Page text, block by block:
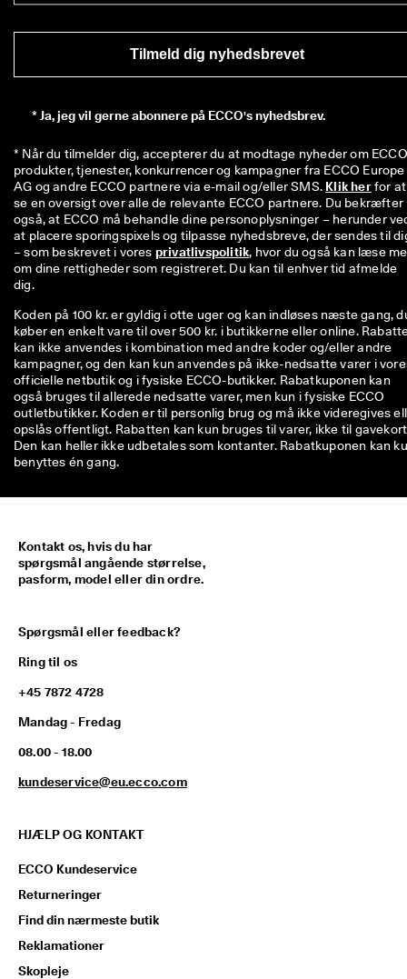
Tilmeld dig nyhedsbrevet
*Ja, jeg vil gerne abonnere på ECCO's nyhedsbrev.
* Når du tilmelder dig, accepterer du at modtage nyheder om
produkter, tjenester, konkurrencer og kampagner fra ECCO Europe
AG og andre ECCO partnere via e-mail og/eller SMS. Klik her for at
se en oversigt over alle de relevante ECCO partnere. Du bekræfter
også, at ECCO må behandle dine personoplysninger – herunder
at placere sporingspixels og tilpasse nyhedsbreve, der sendes til
– som beskrevet i vores privatlivspolitik, hvor du også kan læse
om dine rettigheder som registreret. Du kan til enhver tid afmelde
dig.
Koden på 100 kr. er gyldig i otte uger og kan indløses næste gang,
køber en enkelt vare til over 500 kr. i butikkerne eller online.
kan ikke anvendes i kombination med andre koder og/eller andre
kampagner, og den kan kun anvendes på ikke-nedsatte varer i
officielle netbutik og i fysiske ECCO-butikker. Rabatkuponen kan
også bruges til allerede nedsatte varer, men kun i fysiske ECCO
outletbutikker. Koden er til personlig brug og må ikke videregives
opslås offentligt. Rabatten kan kun bruges til varer, ikke til
Den kan heller ikke udbetales som kontanter. Rabatkuponen kan
benyttes én gang.
Kontakt os, hvis du har
spørgsmål angående størrelse,
pasform, model eller din ordre.
Spørgsmål eller feedback?
Ring til os
+45 7872 4728
Mandag - Fredag
08.00 - 18.00
kundeservice@eu.ecco.com
HJÆLP OG KONTAKT
ECCO Kundeservice
Returneringer
Find din nærmeste butik
Reklamationer
Skopleje